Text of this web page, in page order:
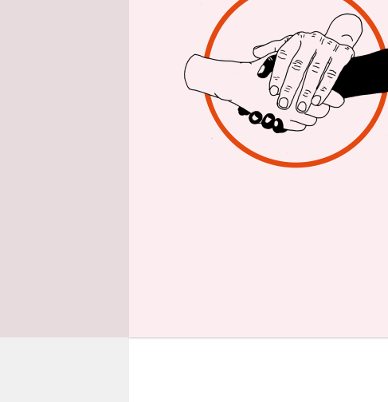
Petra Gieß-
wo die Leute
Eigeninitiative
erreichen.
genutzt. Ein